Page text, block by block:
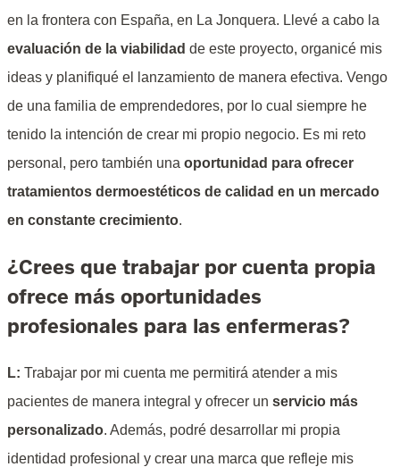
en la frontera con España, en La Jonquera. Llevé a cabo la
evaluación de la viabilidad de este proyecto, organicé mis
ideas y planifiqué el lanzamiento de manera efectiva. Vengo
de una familia de emprendedores, por lo cual siempre he
tenido la intención de crear mi propio negocio. Es mi reto
personal, pero también una oportunidad para ofrecer
tratamientos dermoestéticos de calidad en un mercado
en constante crecimiento.
¿Crees que trabajar por cuenta propia
ofrece más oportunidades
profesionales para las enfermeras?
L: Trabajar por mi cuenta me permitirá atender a mis
pacientes de manera integral y ofrecer un servicio más
personalizado. Además, podré desarrollar mi propia
identidad profesional y crear una marca que refleje mis